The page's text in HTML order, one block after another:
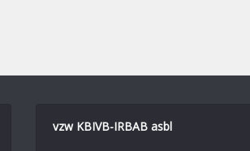
vzw KBIVB-IRBAB asbl